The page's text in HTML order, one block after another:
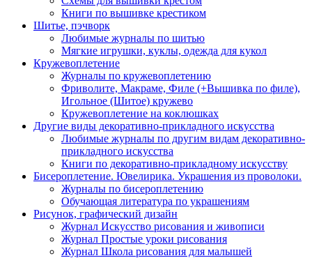
Книги по вышивке крестиком
Шитье, пэчворк
Любимые журналы по шитью
Мягкие игрушки, куклы, одежда для кукол
Кружевоплетение
Журналы по кружевоплетению
Фриволите, Макраме, Филе (+Вышивка по филе),
Игольное (Шитое) кружево
Кружевоплетение на коклюшках
Другие виды декоративно-прикладного искусства
Любимые журналы по другим видам декоративно-
прикладного искусства
Книги по декоративно-прикладному искусству
Бисероплетение. Ювелирика. Украшения из проволоки.
Журналы по бисероплетению
Обучающая литература по украшениям
Рисунок, графический дизайн
Журнал Искусство рисования и живописи
Журнал Простые уроки рисования
Журнал Школа рисования для малышей